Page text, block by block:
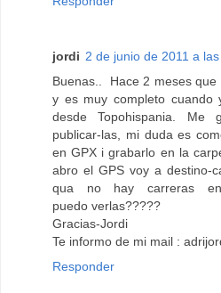
jordi 2 de junio de 2011 a las
Buenas.. Hace 2 meses
y es muy completo cuando
desde Topohispania.
publicar-las, mi duda es
en GPX i grabarlo en la
abro el GPS voy a destino-
qua no hay carreras
puedo verlas?????
Gracias-Jordi
Te informo de mi mail :
Responder